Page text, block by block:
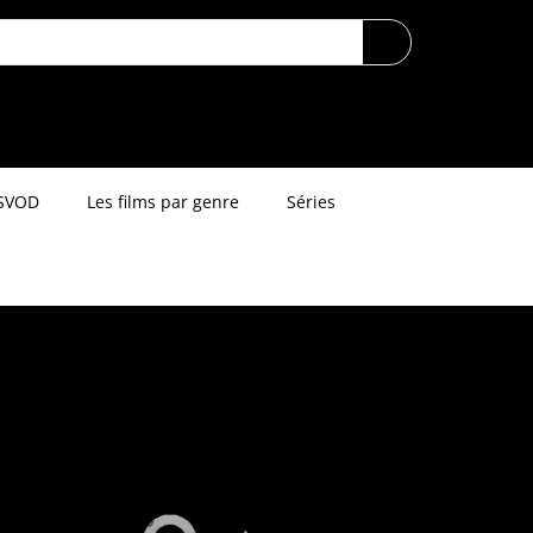
Les films par genre Séries